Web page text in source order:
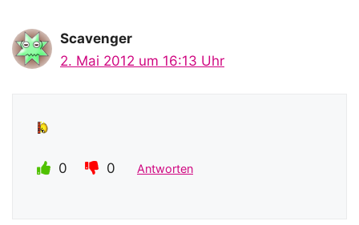
Scavenger
2. Mai 2012 um 16:13 Uhr
0 0 Antworten